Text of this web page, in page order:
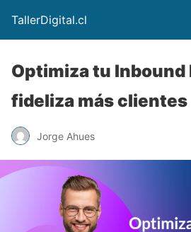
TallerDigital.cl
Optimiza tu
fideliza más clientes
Jorge Ahues